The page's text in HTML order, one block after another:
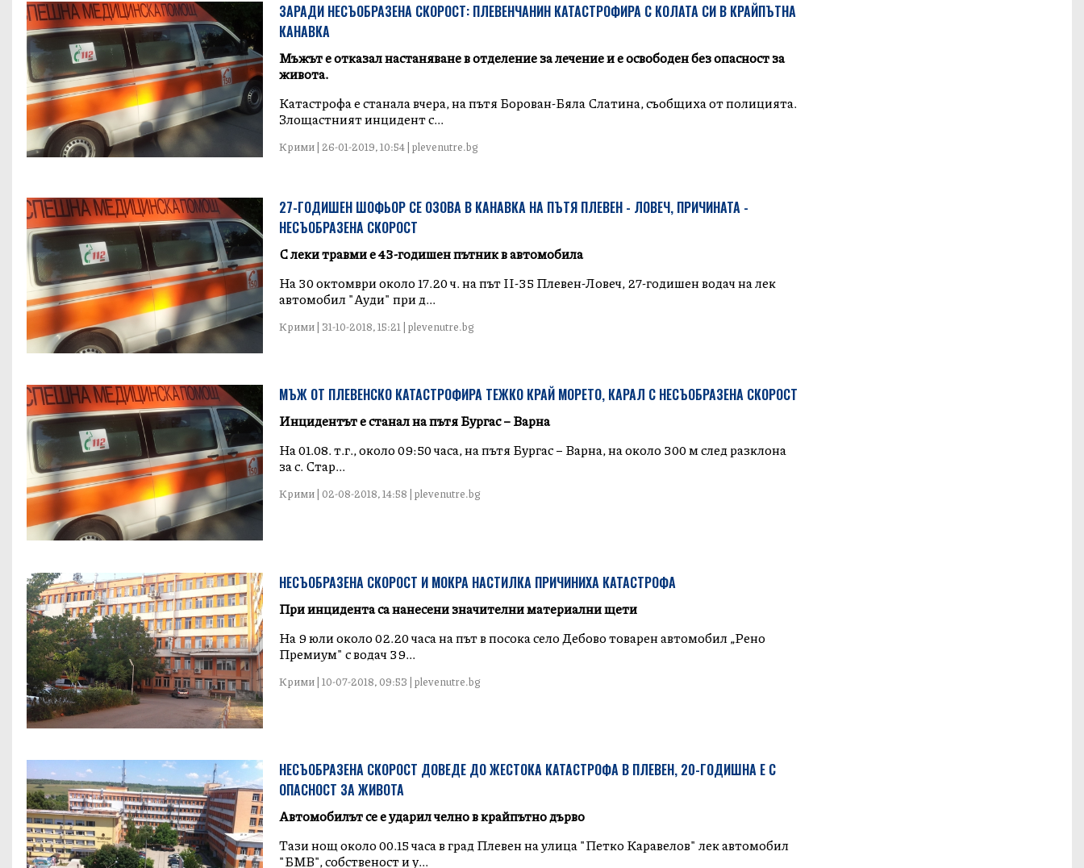
ЗАРАДИ НЕСЪОБРАЗЕНА СКОРОСТ: ПЛЕВЕНЧАНИН КАТАСТРОФИРА С КОЛАТА СИ В КРАЙПЪТНА
КАНАВКА
Мъжът е отказал настаняване в отделение за лечение и е освободен без опасност за
живота.
Катастрофа е станала вчера, на пътя Борован-Бяла Слатина, съобщиха от полицията.
Злощастният инцидeнт с...
Крими | 26-01-2019, 10:54 | plevenutre.bg
27-ГОДИШЕН ШОФЬОР СЕ ОЗОВА В КАНАВКА НА ПЪТЯ ПЛЕВЕН - ЛОВЕЧ, ПРИЧИНАТА -
НЕСЪОБРАЗЕНА СКОРОСТ
С леки травми е 43-годишен пътник в автомобила
На 30 октомври около 17.20 ч. на път II-35 Плевен-Ловеч, 27-годишен водач на лек
автомобил "Ауди" при д...
Крими | 31-10-2018, 15:21 | plevenutre.bg
МЪЖ ОТ ПЛЕВЕНСКО КАТАСТРОФИРА ТЕЖКО КРАЙ МОРЕТО, КАРАЛ С НЕСЪОБРАЗЕНА СКОРОСТ
Инцидентът е станал на пътя Бургас – Варна
На 01.08. т.г., около 09:50 часа, на пътя Бургас – Варна, на около 300 м след разклона
за с. Стар...
Крими | 02-08-2018, 14:58 | plevenutre.bg
НЕСЪОБРАЗЕНА СКОРОСТ И МОКРА НАСТИЛКА ПРИЧИНИХА КАТАСТРОФА
При инцидента са нанесени значителни материални щети
На 9 юли около 02.20 часа на път в посока село Дебово товарен автомобил „Рено
Премиум" с водач 39...
Крими | 10-07-2018, 09:53 | plevenutre.bg
НЕСЪОБРАЗЕНА СКОРОСТ ДОВЕДЕ ДО ЖЕСТОКА КАТАСТРОФА В ПЛЕВЕН, 20-ГОДИШНА Е С
ОПАСНОСТ ЗА ЖИВОТА
Автомобилът се е ударил челно в крайпътно дърво
Тази нощ около 00.15 часа в град Плевен на улица "Петко Каравелов" лек автомобил
"БМВ", собственост и у...